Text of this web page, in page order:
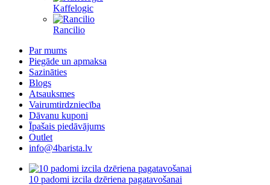
Kaffelogic
Rancilio
Par mums
Piegāde un apmaksa
Sazināties
Blogs
Atsauksmes
Vairumtirdzniecība
Dāvanu kuponi
Īpašais piedāvājums
Outlet
info@4barista.lv
10 padomi izcila dzēriena pagatavošanai